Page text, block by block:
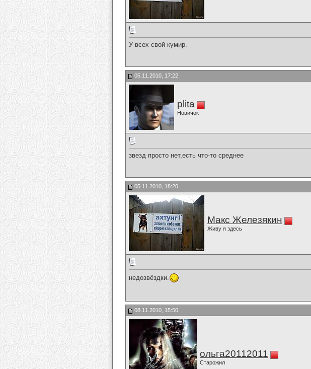
У всех свой кумир.
05.11.2010, 17:22
plita
Новичок
звезд просто нет,есть что-то среднее
05.11.2010, 18:20
Макс Железякин
Живу я здесь
недозвёздки.
08.11.2010, 15:50
ольга20112011
Старожил